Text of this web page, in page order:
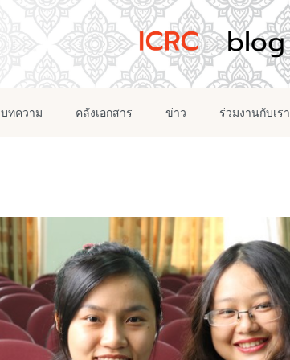
บทความ คลังเอกสาร ข่าว ร่วมงานกับเรา